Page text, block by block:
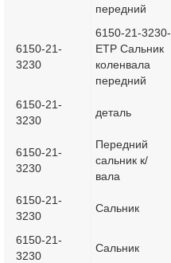
передний
6150-21-
3230
6150-21-3230-
ETP Сальник
коленвала
передний
6150-21-
3230
деталь
6150-21-
3230
Передний
сальник к/
вала
6150-21-
3230
Сальник
6150-21-
3230
Сальник